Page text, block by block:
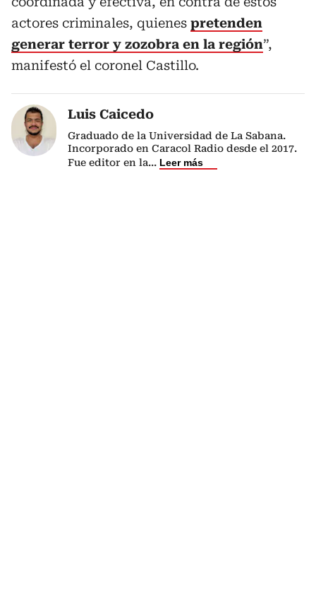
actores criminales, quienes pretenden
generar terror y zozobra en la región”,
manifestó el coronel Castillo.
Luis Caicedo
Graduado de la Universidad de La Sabana.
Incorporado en Caracol Radio desde el 2017.
Fue editor en la... Leer más